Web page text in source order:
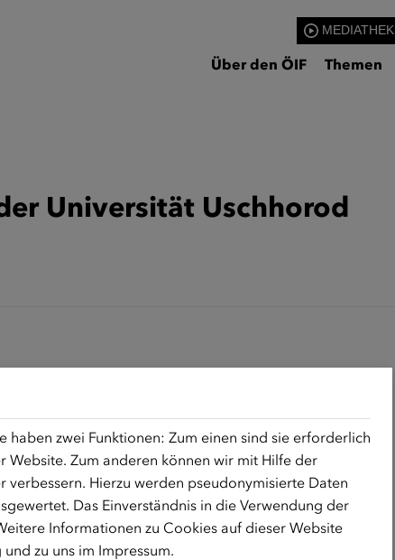
MEDIATHEK
Über den ÖIF Themen
Universität Uschhorod
aktiviert.)
haben zwei Funktionen: Zum einen sind sie erforderlich
Zum anderen können wir mit Hilfe der
verbessern. Hierzu werden pseudonymisierte Daten
Das Einverständnis in die Verwendung der
Informationen zu Cookies auf dieser Website
und zu uns im Impressum.